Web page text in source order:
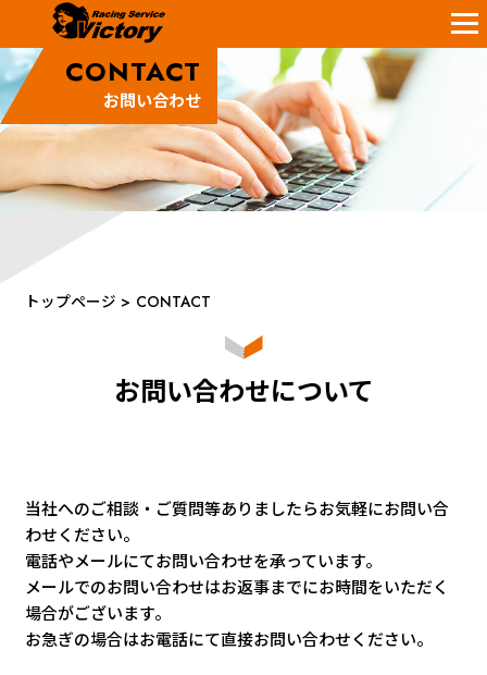
CONTACT
お問い合わせ
トップページ > CONTACT
お問い合わせについて
当社へのご相談・ご質問等ありましたらお気軽にお問い合
わせください。
電話やメールにてお問い合わせを承っています。
メールでのお問い合わせはお返事までにお時間をいただく
場合がございます。
お急ぎの場合はお電話にて直接お問い合わせください。